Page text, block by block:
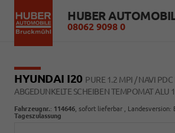
08062 9098 0
HYUNDAI I20 PURE 1.2 MPI / NAVI
ABGEDUNKELTE SCHEIBEN TEMPOMAT ALU
Fahrzeugnr.: 114646 sofort lieferbar , Landesversion:
Tageszulassung